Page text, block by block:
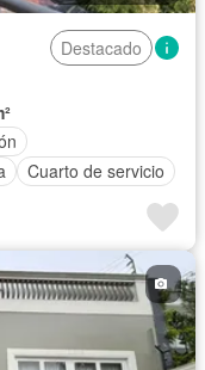
Destacado
Cuarto de servicio